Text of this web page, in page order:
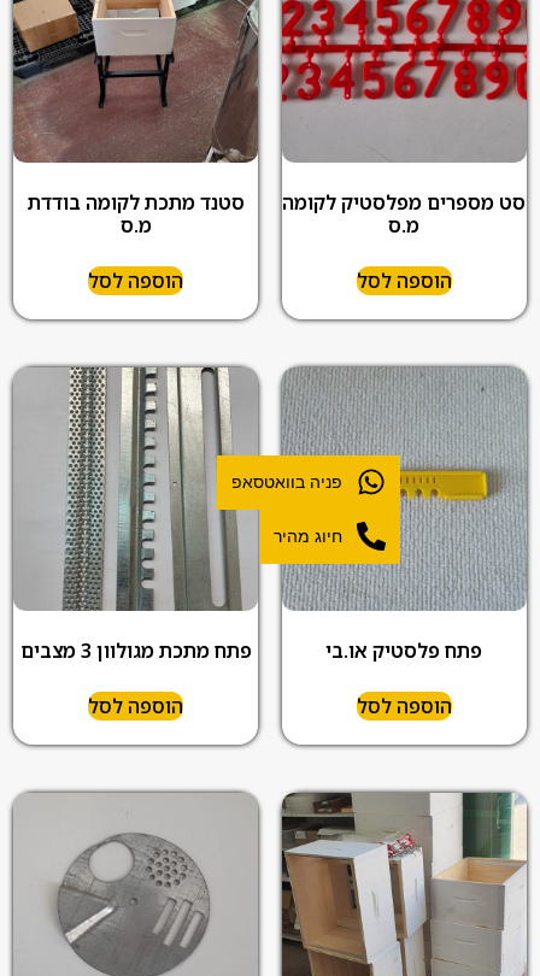
סט מספרים מפלסטיק לקומה
מ.ס
הוספה לסל
סטנד מתכת לקומה בודדת
מ.ס
הוספה לסל
פתח פלסטיק או.בי
הוספה לסל
פתח מתכת מגולוון 3 מצבים
הוספה לסל
פניה בוואטסאפ
חיוג מהיר